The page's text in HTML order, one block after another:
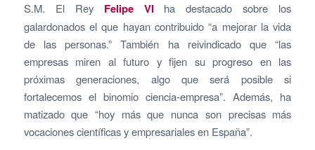
S.M. El Rey Felipe VIha destacado sobre los
galardonados el que hayan contribuido “a mejorar la vida
de las personas.” También ha reivindicado que “las
empresas miren al futuro y fijen su progreso en las
próximas generaciones, algo que será posible si
fortalecemos el binomio ciencia-empresa”. Además, ha
matizado que “hoy más que nunca son precisas más
vocaciones científicas y empresariales en España”.